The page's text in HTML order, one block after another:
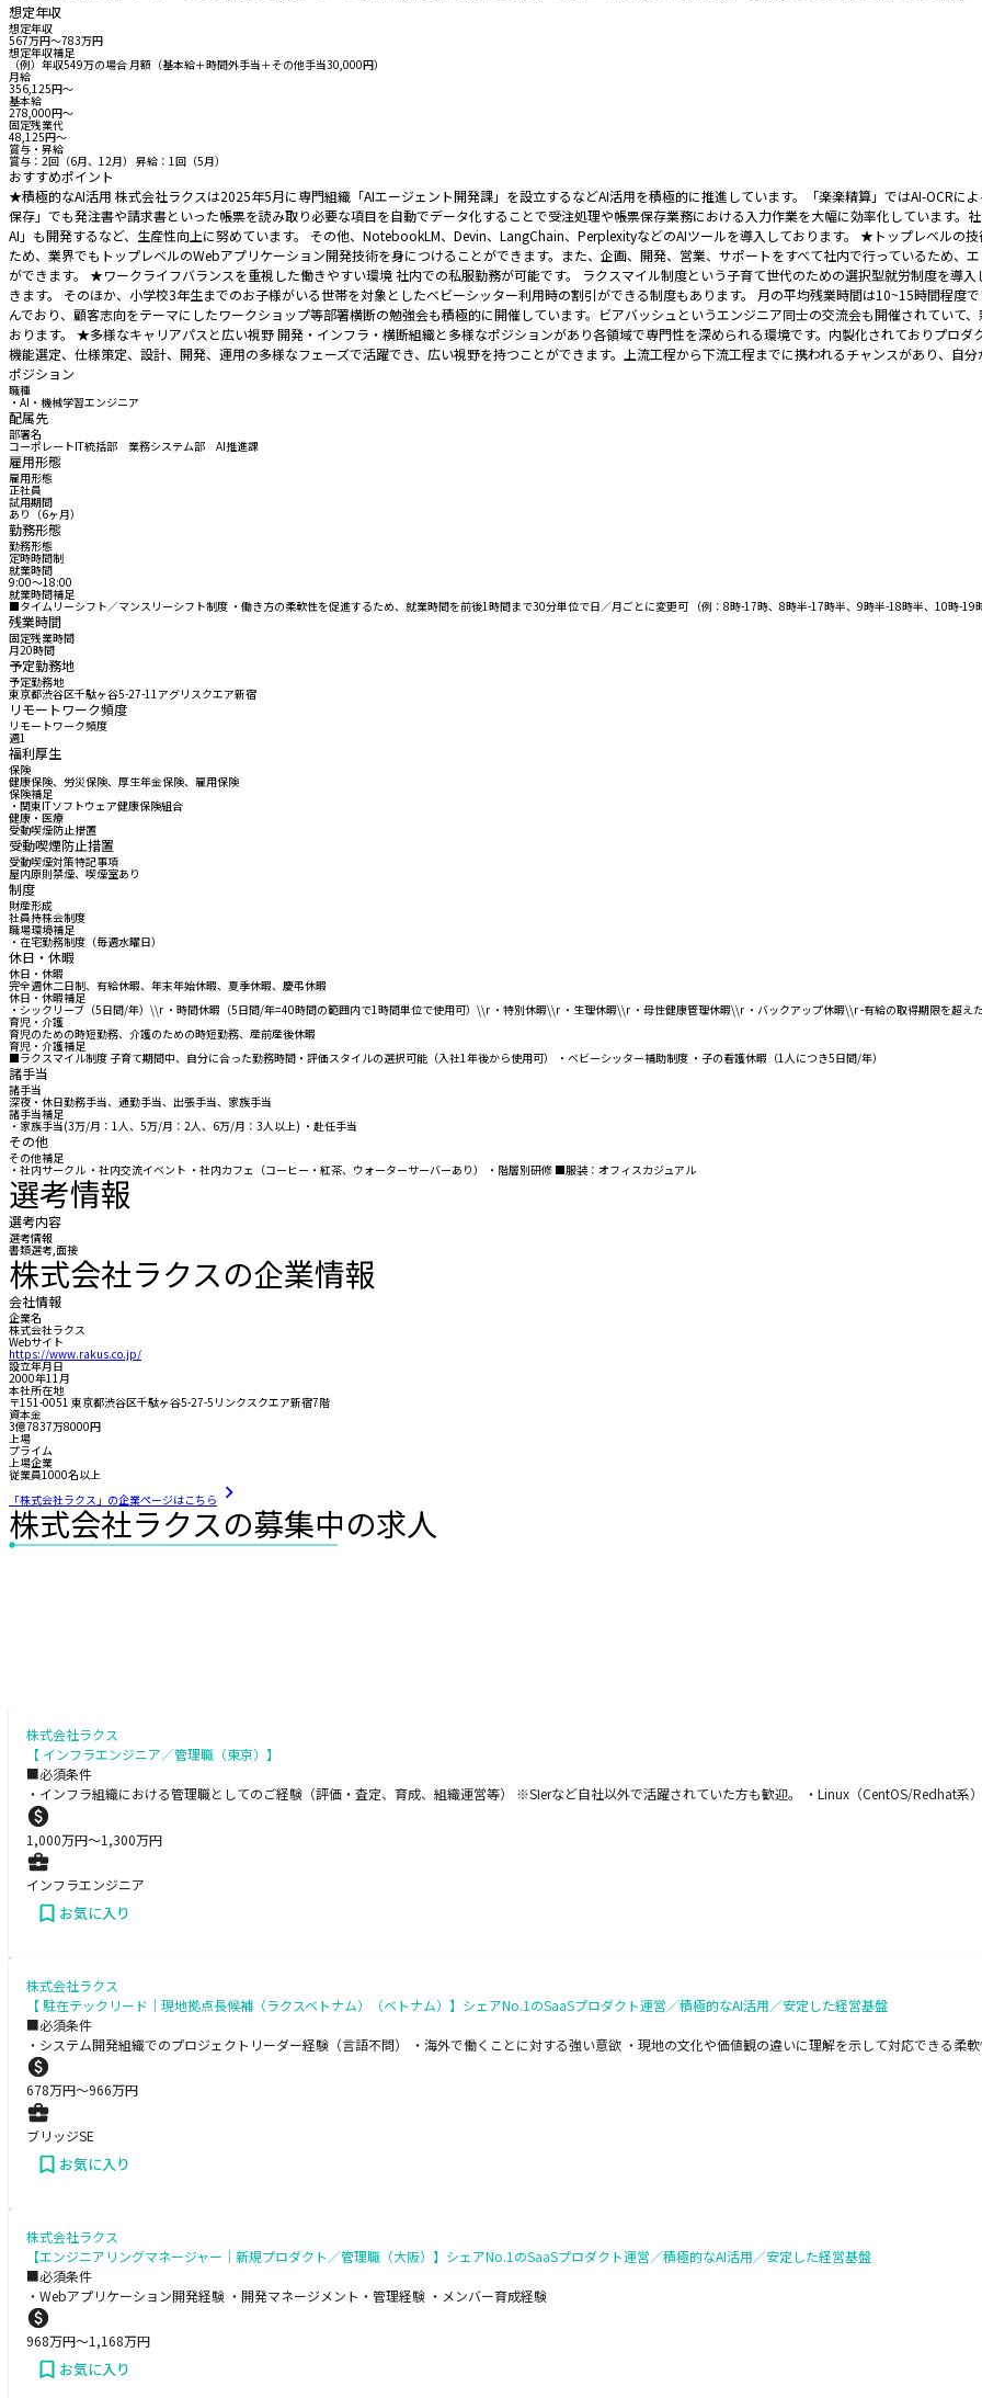
想定年収
想定年収
567万円〜783万円
想定年収補足
（例）年収549万の場合 月額（基本給＋時間外手当＋その他手当30,000円）
月給
356,125円〜
基本給
278,000円〜
固定残業代
48,125円〜
賞与・昇給
賞与：2回（6月、12月） 昇給：1回（5月）
おすすめポイント
★積極的なAI活用 株式会社ラクスは2025年5月に専門組織「AIエージェント開発課」を設立するなどAI活用を積極的に推進しています。「楽楽精算」ではAI-OCRに
保存」でも発注書や請求書といった帳票を読み取り必要な項目を自動でデータ化することで受注処理や帳票保存業務における入力作業を大幅に効率化しています。
AI」も開発するなど、生産性向上に努めています。 その他、NotebookLM、Devin、LangChain、PerplexityなどのAIツールを導入しております。 ★トップレベルの
ため、業界でもトップレベルのWebアプリケーション開発技術を身につけることができます。また、企画、開発、営業、サポートをすべて社内で行っているため、
ができます。 ★ワークライフバランスを重視した働きやすい環境 社内での私服勤務が可能です。 ラクスマイル制度という子育て世代のための選択型就労制度を導
きます。 そのほか、小学校3年生までのお子様がいる世帯を対象としたベビーシッター利用時の割引ができる制度もあります。 月の平均残業時間は10~15時間程
んでおり、顧客志向をテーマにしたワークショップ等部署横断の勉強会も積極的に開催しています。ビアバッシュというエンジニア同士の交流会も開催されていて
おります。 ★多様なキャリアパスと広い視野 開発・インフラ・横断組織と多様なポジションがあり各領域で専門性を深められる環境です。内製化されておりプロ
機能選定、仕様策定、設計、開発、運用の多様なフェーズで活躍でき、広い視野を持つことができます。上流工程から下流工程までに携われるチャンスがあり、自
ポジション
職種
・AI・機械学習エンジニア
配属先
部署名
コーポレートIT統括部 業務システム部 AI推進課
雇用形態
雇用形態
正社員
試用期間
あり（6ヶ月）
勤務形態
勤務形態
定時時間制
就業時間
9:00〜18:00
就業時間補足
■タイムリーシフト／マンスリーシフト制度 ・働き方の柔軟性を促進するため、就業時間を前後1時間まで30分単位で日／月ごとに変更可 （例：8時-17時、8時半-17時半、9時半-18時半、10時-19
残業時間
固定残業時間
月20時間
予定勤務地
予定勤務地
東京都渋谷区千駄ヶ谷5-27-11アグリスクエア新宿
リモートワーク頻度
リモートワーク頻度
週1
福利厚生
保険
健康保険、労災保険、厚生年金保険、雇用保険
保険補足
・関東ITソフトウェア健康保険組合
健康・医療
受動喫煙防止措置
受動喫煙防止措置
受動喫煙対策特記事項
屋内原則禁煙、喫煙室あり
制度
財産形成
社員持株会制度
職場環境補足
・在宅勤務制度（毎週水曜日）
休日・休暇
休日・休暇
完全週休二日制、有給休暇、年末年始休暇、夏季休暇、慶弔休暇
休日・休暇補足
・シックリーブ（5日間/年）\\r ・時間休暇（5日間/年=40時間の範囲内で1時間単位で使用可）\\r ・特別休暇\\r ・生理休暇\\r ・母性健康管理休暇\\r ・バックアップ休暇\\r -有給の取得期限を超え
育児・介護
育児のための時短勤務、介護のための時短勤務、産前産後休暇
育児・介護補足
■ラクスマイル制度 子育て期間中、自分に合った勤務時間・評価スタイルの選択可能（入社1年後から使用可） ・ベビーシッター補助制度 ・子の看護休暇（1人につき5日間/年）
諸手当
諸手当
深夜・休日勤務手当、通勤手当、出張手当、家族手当
諸手当補足
・家族手当(3万/月：1人、5万/月：2人、6万/月：3人以上) ・赴任手当
その他
その他補足
・社内サークル ・社内交流イベント ・社内カフェ（コーヒー・紅茶、ウォーターサーバーあり） ・階層別研修 ■服装：オフィスカジュアル
選考情報
選考内容
選考情報
書類選考,面接
株式会社ラクスの企業情報
会社情報
企業名
株式会社ラクス
Webサイト
https://www.rakus.co.jp/
設立年月日
2000年11月
本社所在地
〒151-0051 東京都渋谷区千駄ヶ谷5-27-5リンクスクエア新宿7階
資本金
3億7837万8000円
上場
プライム
上場企業
従業員1000名以上
「株式会社ラクス」の企業ページはこちら
株式会社ラクスの募集中の求人
株式会社ラクス
【 インフラエンジニア／管理職（東京）】
■必須条件
・インフラ組織における管理職としてのご経験（評価・査定、育成、組織運営等） ※SIerなど自社以外で活躍されていた方も歓迎。 ・Linux（CentOS/Redhat
1,000万円〜1,300万円
インフラエンジニア
お気に入り
株式会社ラクス
【 駐在テックリード｜現地拠点長候補（ラクスベトナム）（ベトナム）】シェアNo.1のSaaSプロダクト運営／積極的なAI活用／安定した経営基盤
■必須条件
・システム開発組織でのプロジェクトリーダー経験（言語不問） ・海外で働くことに対する強い意欲 ・現地の文化や価値観の違いに理解を示して対応できる柔
678万円〜966万円
ブリッジSE
お気に入り
株式会社ラクス
【エンジニアリングマネージャー｜新規プロダクト／管理職（大阪）】シェアNo.1のSaaSプロダクト運営／積極的なAI活用／安定した経営基盤
■必須条件
・Webアプリケーション開発経験 ・開発マネージメント・管理経験 ・メンバー育成経験
968万円〜1,168万円
お気に入り